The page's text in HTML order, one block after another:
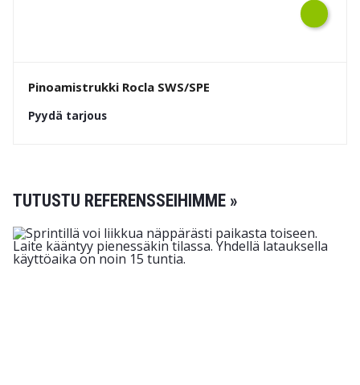
Pinoamistrukki Rocla SWS/SPE
Pyydä tarjous
Next
TUTUSTU REFERENSSEIHIMME »